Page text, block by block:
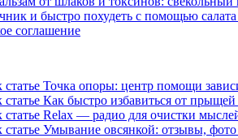
и быстро похудеть с помощью
соглашение